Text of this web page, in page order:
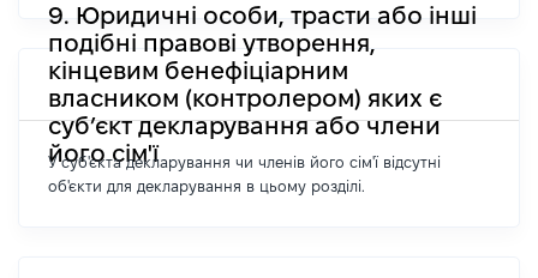
9. Юридичні особи, трасти або інші
подібні правові утворення,
кінцевим бенефіціарним
власником (контролером) яких є
суб’єкт декларування або члени
його сім'ї
У суб'єкта декларування чи членів його сім'ї відсутні
об'єкти для декларування в цьому розділі.